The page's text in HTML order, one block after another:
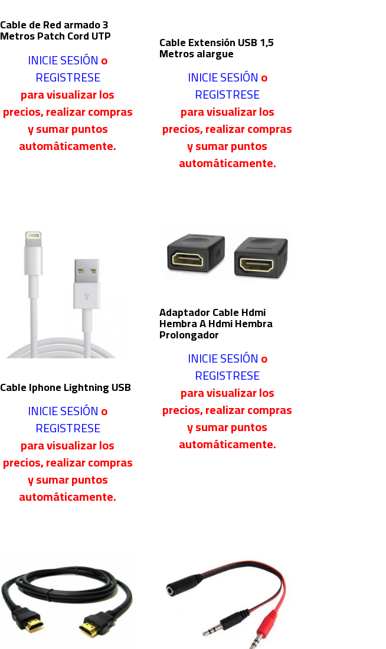
Cable de Red armado 3
Metros Patch Cord UTP
INICIE SESIÓNo
REGISTRESE
para visualizar los
precios, realizar compras
y sumar puntos
automáticamente.
Cable Extensión USB 1,5
Metros alargue
INICIE SESIÓNo
REGISTRESE
para visualizar los
precios, realizar compras
y sumar puntos
automáticamente.
Cable Iphone Lightning USB
INICIE SESIÓNo
REGISTRESE
para visualizar los
precios, realizar compras
y sumar puntos
automáticamente.
Adaptador Cable Hdmi
Hembra A Hdmi Hembra
Prolongador
INICIE SESIÓNo
REGISTRESE
para visualizar los
precios, realizar compras
y sumar puntos
automáticamente.